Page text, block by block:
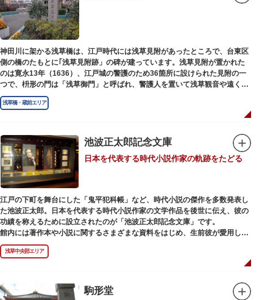
神田川に架かる浅草橋は、江戸時代には浅草見附があったところで、台東区
側の橋のたもとに｢浅草見附跡」の碑が建っています。浅草見附が置かれた
のは寛永13年（1636）、江戸城の警護のため36箇所に設けられた見附の一
つで、枡形の門は「浅草御門」と呼ばれ、警護人を置いて浅草観音や遠くは
奥州へ往来する人々を取り締まりました。
浅草橋・蔵前エリア
池波正太郎記念文庫
日本を代表する時代小説作家の軌跡をたどる
江戸の下町を舞台にした「鬼平犯科帳」など、時代小説の傑作を多数発表し
た池波正太郎。日本を代表する時代小説作家の文学作品を後世に伝え、彼の
功績を称えるために設立されたのが「池波正太郎記念文庫」です。
館内には著作本や小説に関するさまざまな資料をはじめ、生前彼が愛用して
いた万年筆やパイプ、帽子などが展示されています。書斎も復元されてお
り、池波正太郎をより身近に感じられるスポットです。また「池波グッズ」
とよばれる、作品の舞台を紹介した古地図やポストカード、扇子など様々な
浅草中央部エリア
駒形堂